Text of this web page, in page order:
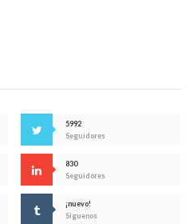
5992
Seguidores
830
Seguidores
¡nuevo!
Síguenos